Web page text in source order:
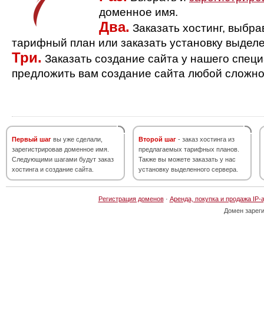
доменное имя.
Два. Заказать хостинг,
тарифный план или заказать установку
Три. Заказать создание сайта у нашего
предложить вам создание сайта любой
Первый шаг вы уже сделали,
зарегистрировав доменное имя.
Следующими шагами будут заказ
хостинга и создание сайта.
Второй шаг - заказ хостинга из
предлагаемых тарифных планов.
Также вы можете заказать у нас
установку выделенного сервера.
Регистрация доменов· Аренда, покупка и продажа IP-
Домен